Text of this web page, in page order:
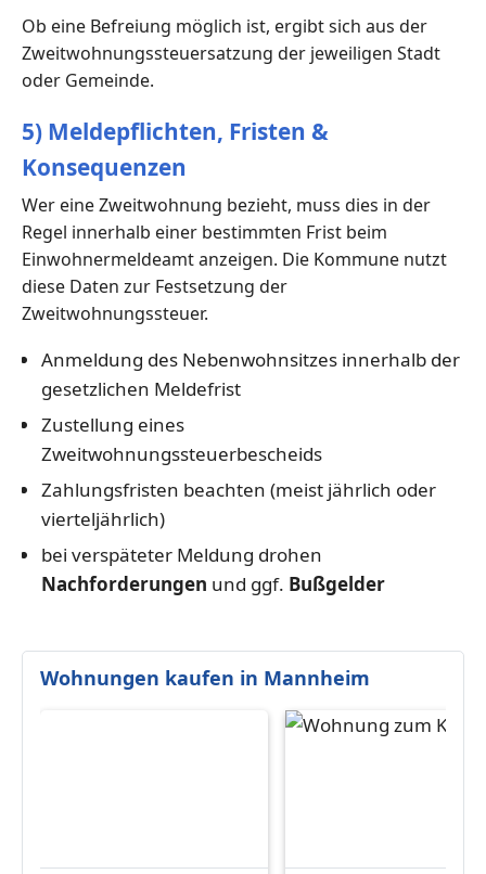
Ob eine Befreiung möglich ist, ergibt sich aus der
Zweitwohnungssteuersatzung der jeweiligen Stadt
oder Gemeinde.
5) Meldepflichten, Fristen &
Konsequenzen
Wer eine Zweitwohnung bezieht, muss dies in der
Regel innerhalb einer bestimmten Frist beim
Einwohnermeldeamt anzeigen. Die Kommune nutzt
diese Daten zur Festsetzung der
Zweitwohnungssteuer.
Anmeldung des Nebenwohnsitzes innerhalb der
gesetzlichen Meldefrist
Zustellung eines
Zweitwohnungssteuerbescheids
Zahlungsfristen beachten (meist jährlich oder
vierteljährlich)
bei verspäteter Meldung drohen
Nachforderungen und ggf. Bußgelder
Wohnungen kaufen in Mannheim